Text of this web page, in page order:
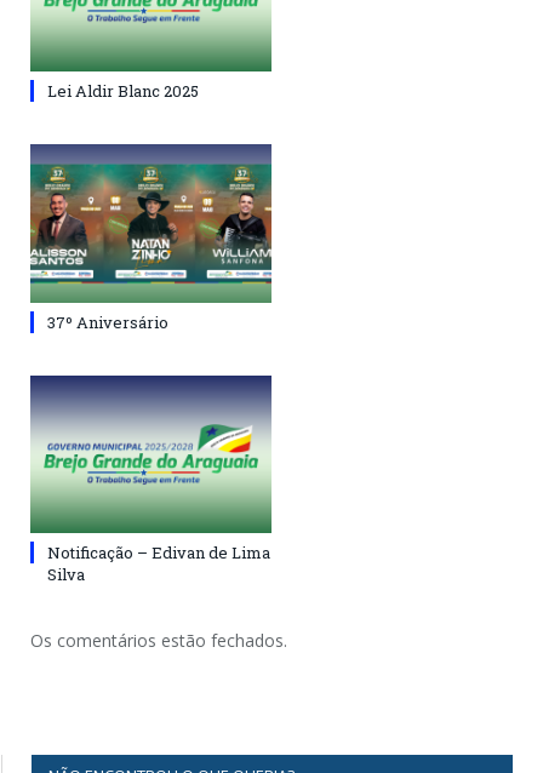
Lei Aldir Blanc 2025
37º Aniversário
Notificação – Edivan de Lima
Silva
Os comentários estão fechados.